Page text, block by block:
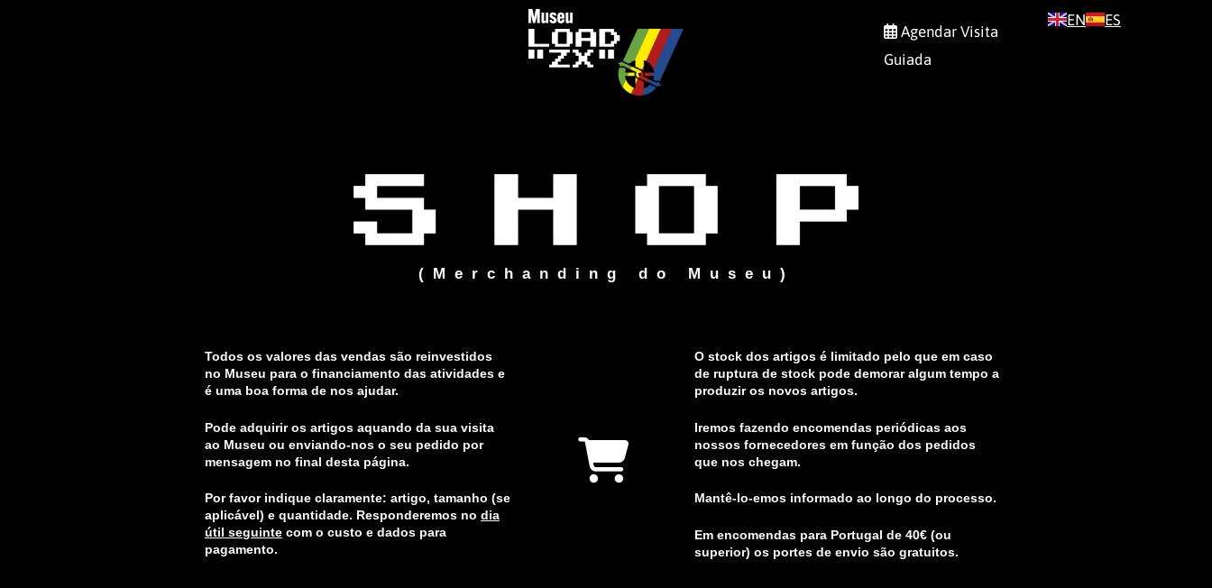
Agendar Visita
Guiada
EN ES
(Merchanding do Museu)
Todos os valores das vendas são reinvestidos
no Museu para o financiamento das atividades e
é uma boa forma de nos ajudar.
Pode adquirir os artigos aquando da sua visita
ao Museu ou enviando-nos o seu pedido por
mensagem no final desta página.
Por favor indique claramente: artigo, tamanho (se
aplicável) e quantidade. Responderemos no dia
útil seguinte com o custo e dados para
pagamento.
O stock dos artigos é limitado pelo que em caso
de ruptura de stock pode demorar algum tempo a
produzir os novos artigos.
Iremos fazendo encomendas periódicas aos
nossos fornecedores em função dos pedidos
que nos chegam.
Mantê-lo-emos informado ao longo do processo.
Em encomendas para Portugal de 40€ (ou
superior) os portes de envio são gratuitos.